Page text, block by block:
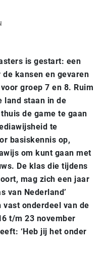
is gestart: een
kansen en gevaren
groep 7 en 8. Ruim
land staan in de
de game te gaan
te
basiskennis op,
om kunt gaan met
De klas die tijdens
mag zich een jaar
van Nederland’
onderdeel van de
t/m 23 november
‘Heb jij het onder